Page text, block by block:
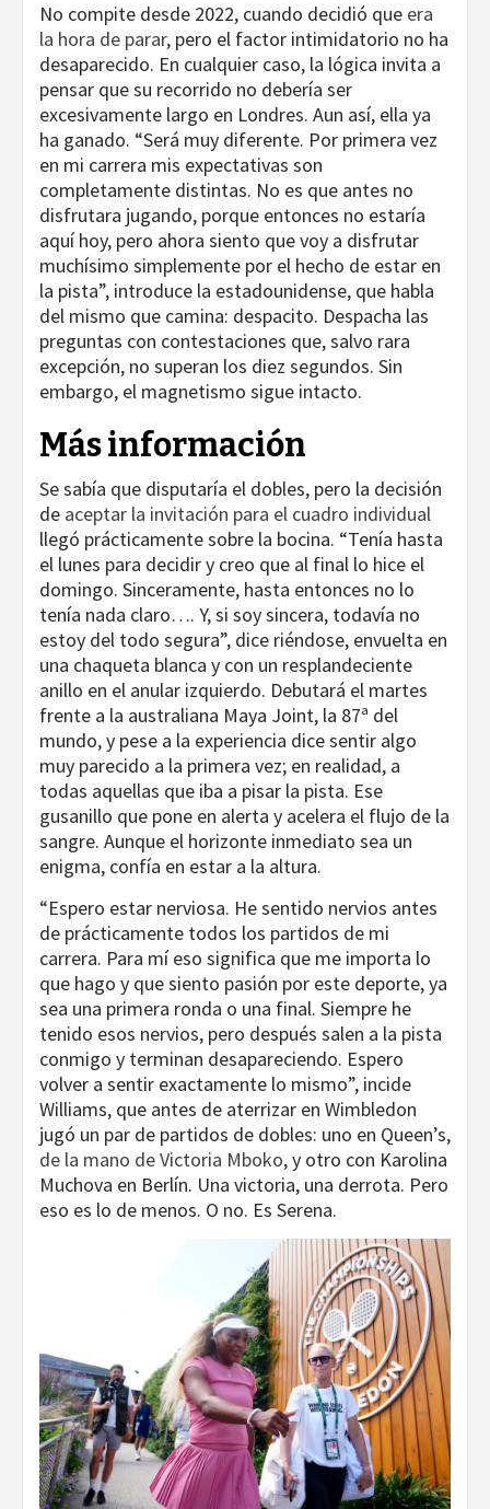
No compite desde 2022, cuando decidió que era
la hora de parar, pero el factor intimidatorio no ha
desaparecido. En cualquier caso, la lógica invita a
pensar que su recorrido no debería ser
excesivamente largo en Londres. Aun así, ella ya
ha ganado. “Será muy diferente. Por primera vez
en mi carrera mis expectativas son
completamente distintas. No es que antes no
disfrutara jugando, porque entonces no estaría
aquí hoy, pero ahora siento que voy a disfrutar
muchísimo simplemente por el hecho de estar en
la pista”, introduce la estadounidense, que habla
del mismo que camina: despacito. Despacha las
preguntas con contestaciones que, salvo rara
excepción, no superan los diez segundos. Sin
embargo, el magnetismo sigue intacto.
Más información
Se sabía que disputaría el dobles, pero la decisión
de aceptar la invitación para el cuadro individual
llegó prácticamente sobre la bocina. “Tenía hasta
el lunes para decidir y creo que al final lo hice el
domingo. Sinceramente, hasta entonces no lo
tenía nada claro…. Y, si soy sincera, todavía no
estoy del todo segura”, dice riéndose, envuelta en
una chaqueta blanca y con un resplandeciente
anillo en el anular izquierdo. Debutará el martes
frente a la australiana Maya Joint, la 87ª del
mundo, y pese a la experiencia dice sentir algo
muy parecido a la primera vez; en realidad, a
todas aquellas que iba a pisar la pista. Ese
gusanillo que pone en alerta y acelera el flujo de la
sangre. Aunque el horizonte inmediato sea un
enigma, confía en estar a la altura.
“Espero estar nerviosa. He sentido nervios antes
de prácticamente todos los partidos de mi
carrera. Para mí eso significa que me importa lo
que hago y que siento pasión por este deporte, ya
sea una primera ronda o una final. Siempre he
tenido esos nervios, pero después salen a la pista
conmigo y terminan desapareciendo. Espero
volver a sentir exactamente lo mismo”, incide
Williams, que antes de aterrizar en Wimbledon
jugó un par de partidos de dobles: uno en Queen’s,
de la mano de Victoria Mboko, y otro con Karolina
Muchova en Berlín. Una victoria, una derrota. Pero
eso es lo de menos. O no. Es Serena.